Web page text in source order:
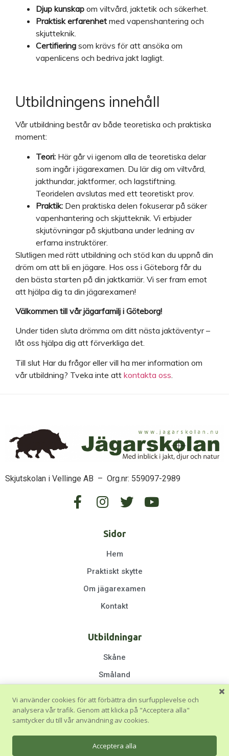
Djup kunskap om viltvård, jaktetik och säkerhet.
Praktisk erfarenhet med vapenshantering och
skjutteknik.
Certifiering som krävs för att ansöka om
vapenlicens och bedriva jakt lagligt.
Utbildningens innehåll
Vår utbildning består av både teoretiska och praktiska
moment:
Teori: Här går vi igenom alla de teoretiska delar
som ingår i jägarexamen. Du lär dig om viltvård,
jakthundar, jaktformer, och lagstiftning.
Teoridelen avslutas med ett teoretiskt prov.
Praktik: Den praktiska delen fokuserar på säker
vapenhantering och skjutteknik. Vi erbjuder
skjutövningar på skjutbana under ledning av
erfarna instruktörer.
Slutligen med rätt utbildning och stöd kan du uppnå din
dröm om att bli en jägare. Hos oss i Göteborg får du
den bästa starten på din jaktkarriär. Vi ser fram emot
att hjälpa dig ta din jägarexamen!
Välkommen till vår jägarfamilj i Göteborg!
Under tiden sluta drömma om ditt nästa jaktäventyr –
låt oss hjälpa dig att förverkliga det.
Till slut Har du frågor eller vill ha mer information om
vår utbildning? Tveka inte att kontakta oss
Skjutskolan i Vellinge AB – Org.nr: 559097-2989
Sidor
Hem
Praktiskt skytte
Om jägarexamen
Kontakt
Utbildningar
Skåne
Småland
Göteborg & Västra Götaland
Stockholm
Blekinge & Östergötland
Vi använder cookies för att förbättra din surfupplevelse och
analysera vår trafik. Genom att klicka på "Acceptera alla"
samtycker du till vår användning av cookies.
Acceptera alla